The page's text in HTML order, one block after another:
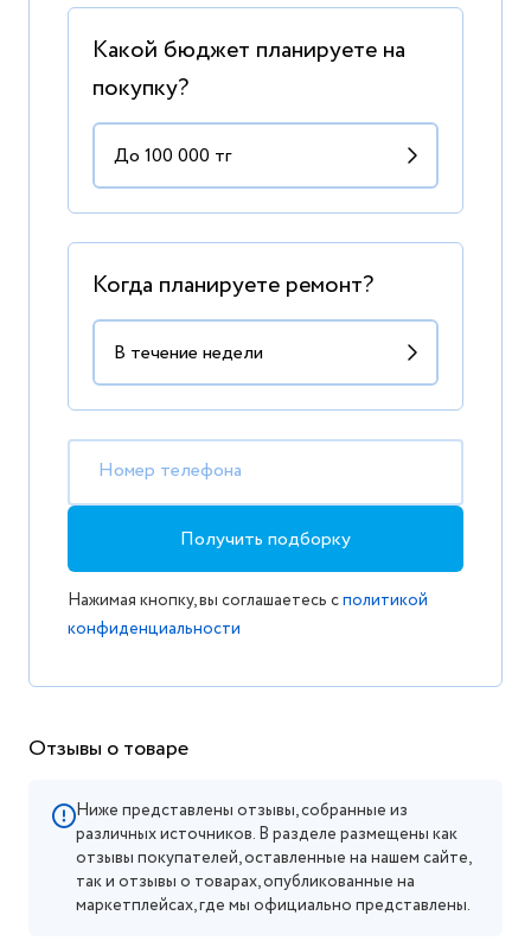
Какой бюджет планируете на
покупку?
Когда планируете ремонт?
Номер телефона
Получить подборку
Нажимая кнопку, вы соглашаетесь сполитикой
конфиденциальности
Отзывы о товаре
Ниже представлены отзывы, собранные из
различных источников. В разделе размещены как
отзывы покупателей, оставленные на нашем сайте,
так и отзывы о товарах, опубликованные на
маркетплейсах, где мы официально представлены.